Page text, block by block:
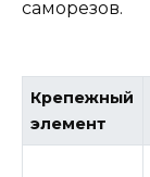
саморезов.
Крепежный
элемент